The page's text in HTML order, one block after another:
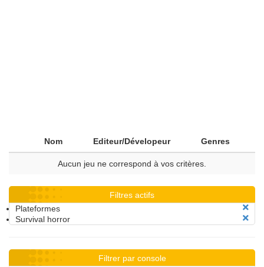
Nom Editeur/Dévelopeur Genres
Aucun jeu ne correspond à vos critères.
Filtres actifs
Plateformes
Survival horror
Filtrer par console